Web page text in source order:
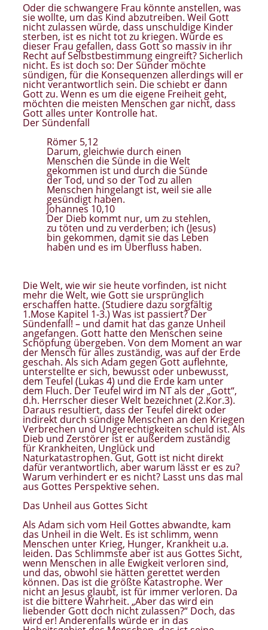
Oder die schwangere Frau könnte anstellen, was
sie wollte, um das Kind abzutreiben. Weil Gott
nicht zulassen würde, dass unschuldige Kinder
sterben, ist es nicht tot zu kriegen. Würde es
dieser Frau gefallen, dass Gott so massiv in ihr
Recht auf Selbstbestimmung eingreift? Sicherlich
nicht. Es ist doch so: Der Sünder möchte
sündigen, für die Konsequenzen allerdings will er
nicht verantwortlich sein. Die schiebt er dann
Gott zu. Wenn es um die eigene Freiheit geht,
möchten die meisten Menschen gar nicht, dass
Gott alles unter Kontrolle hat.
Der Sündenfall
Römer 5,12
Darum, gleichwie durch einen
Menschen die Sünde in die Welt
gekommen ist und durch die Sünde
der Tod, und so der Tod zu allen
Menschen hingelangt ist, weil sie alle
gesündigt haben.
Johannes 10,10
Der Dieb kommt nur, um zu stehlen,
zu töten und zu verderben; ich (Jesus)
bin gekommen, damit sie das Leben
haben und es im Überfluss haben.
Die Welt, wie wir sie heute vorfinden, ist nicht
mehr die Welt, wie Gott sie ursprünglich
erschaffen hatte. (Studiere dazu sorgfältig
1.Mose Kapitel 1-3.) Was ist passiert? Der
Sündenfall! – und damit hat das ganze Unheil
angefangen. Gott hatte den Menschen seine
Schöpfung übergeben. Von dem Moment an war
der Mensch für alles zuständig, was auf der Erde
geschah. Als sich Adam gegen Gott auflehnte,
unterstellte er sich, bewusst oder unbewusst,
dem Teufel (Lukas 4) und die Erde kam unter
dem Fluch. Der Teufel wird im NT als der „Gott“,
d.h. Herrscher dieser Welt bezeichnet (2.Kor.3).
Daraus resultiert, dass der Teufel direkt oder
indirekt durch sündige Menschen an den Kriegen
Verbrechen und Ungerechtigkeiten schuld ist. Als
Dieb und Zerstörer ist er außerdem zuständig
für Krankheiten, Unglück und
Naturkatastrophen. Gut, Gott ist nicht direkt
dafür verantwortlich, aber warum lässt er es zu?
Warum verhindert er es nicht? Lasst uns das mal
aus Gottes Perspektive sehen.
Das Unheil aus Gottes Sicht
Als Adam sich vom Heil Gottes abwandte, kam
das Unheil in die Welt. Es ist schlimm, wenn
Menschen unter Krieg, Hunger, Krankheit u.a.
leiden. Das Schlimmste aber ist aus Gottes Sicht,
wenn Menschen in alle Ewigkeit verloren sind,
und das, obwohl sie hätten gerettet werden
können. Das ist die größte Katastrophe. Wer
nicht an Jesus glaubt, ist für immer verloren. Da
ist die bittere Wahrheit. „Aber das wird ein
liebender Gott doch nicht zulassen?“ Doch, das
wird er! Anderenfalls würde er in das